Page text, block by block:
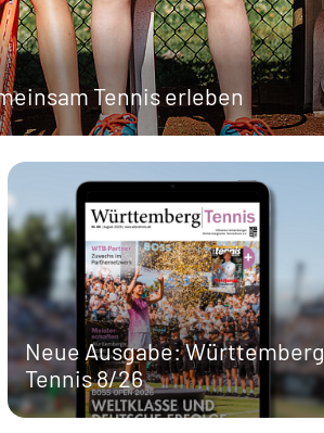
Tennis erleben
Neue Ausgabe: Württemberg
Tennis 8/26